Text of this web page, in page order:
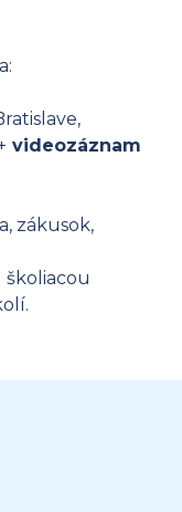
videozáznam
zákusok,